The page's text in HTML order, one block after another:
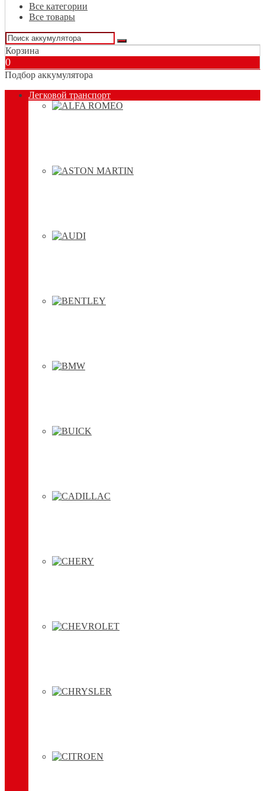
Все категории
Все товары
Корзина
0
Подбор аккумулятора
Легковой транспорт